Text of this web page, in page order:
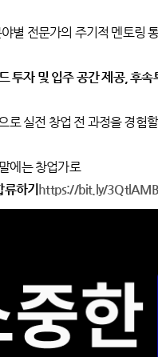
별 전문가의 주기적 멘토링
투자 및 입주 공간 제공, 후속
로 실전 창업 전 과정을 경험
에는 창업가로
하기 https://bit.ly/3QtlAMB